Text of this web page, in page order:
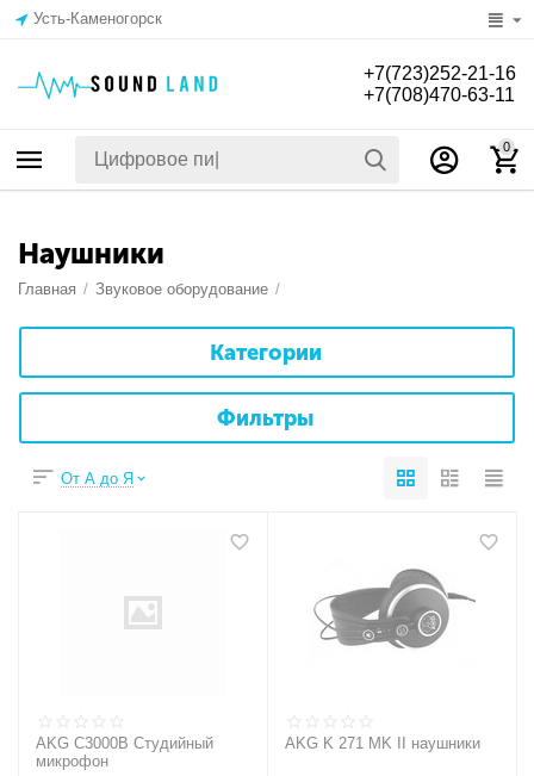
Усть-Каменогорск
+7(723)252-21-16
+7(708)470-63-11
0
Наушники
Главная / Звуковое оборудование /
Категории
Фильтры
От А до Я
AKG C3000В Студийный
микрофон
AKG K 271 MK II наушники